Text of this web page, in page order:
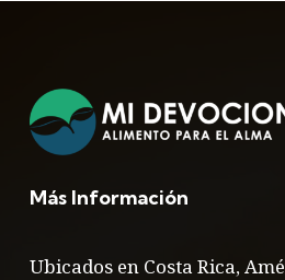
Más Información
Ubicados en Costa Rica,